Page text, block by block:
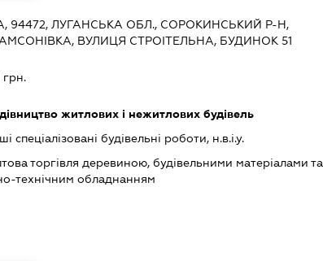
94472, ЛУГАНСЬКА ОБЛ., СОРОКИНСЬКИЙ Р-Н,
ВУЛИЦЯ СТРОІТЕЛЬНА, БУДИНОК 51
житлових і нежитлових будівель
спеціалізовані будівельні роботи, н.в.і.у.
торгівля деревиною, будівельними матеріалами та
технічним обладнанням